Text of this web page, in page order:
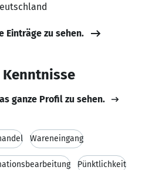
Einträge zu sehen.
ganze Profil zu sehen.
Wareneingang
Pünktlichkeit